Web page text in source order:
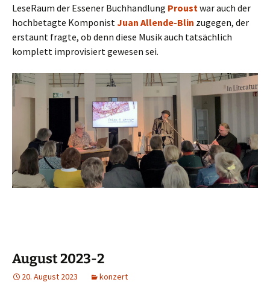
LeseRaum der Essener Buchhandlung Proust war auch der
hochbetagte Komponist Juan Allende-Blin zugegen, der
erstaunt fragte, ob denn diese Musik auch tatsächlich
komplett improvisiert gewesen sei.
August 2023-2
20. August 2023 konzert